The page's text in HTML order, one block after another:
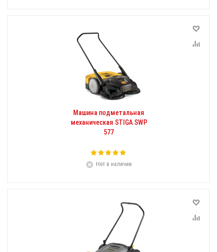
Машина подметальная
механическая STIGA SWP
577
Нет в наличии